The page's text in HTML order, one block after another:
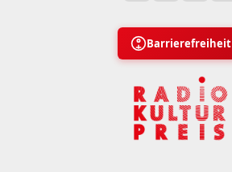
Barrierefreiheit